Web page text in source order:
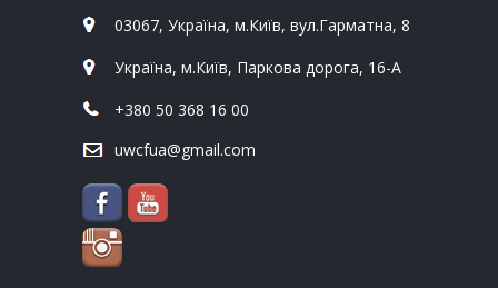
03067, Україна, м.Київ, вул.Гарматна, 8
Україна, м.Київ, Паркова дорога, 16-А
+380 50 368 16 00
uwcfua@gmail.com